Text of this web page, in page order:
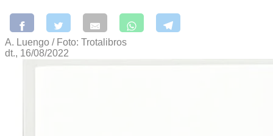
A. Luengo / Foto: Trotalibros
dt., 16/08/2022